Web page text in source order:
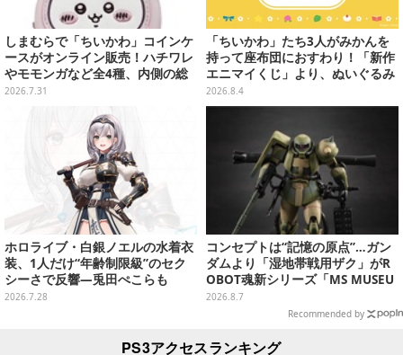
しまむらで「ちいかわ」コインケ
ースがオンライン販売！ハチワレ
やモモンガなど全4種、内側の総
柄デザインも注目
2026.7.31
「ちいかわ」たち3人がみかんを
持って座布団におすわり！「新作
エニマイくじ」より、ぬいぐるみ
画像が初公開
2026.8.4
ホロライブ・白銀ノエルの水着衣
装、1人だけ“年齢制限級”のセク
シーさで反響―兎田ぺこらも
「こ、こんなことが許されていい
2026.7.28
コンセプトは“記憶の原点”…ガン
ダムより「湿地帯戦用ザク」がR
OBOT魂新シリーズ「MS MUSEU
M」で商品化！博物館イメージの
2026.8.7
Recommended by
PS3アクセスランキング